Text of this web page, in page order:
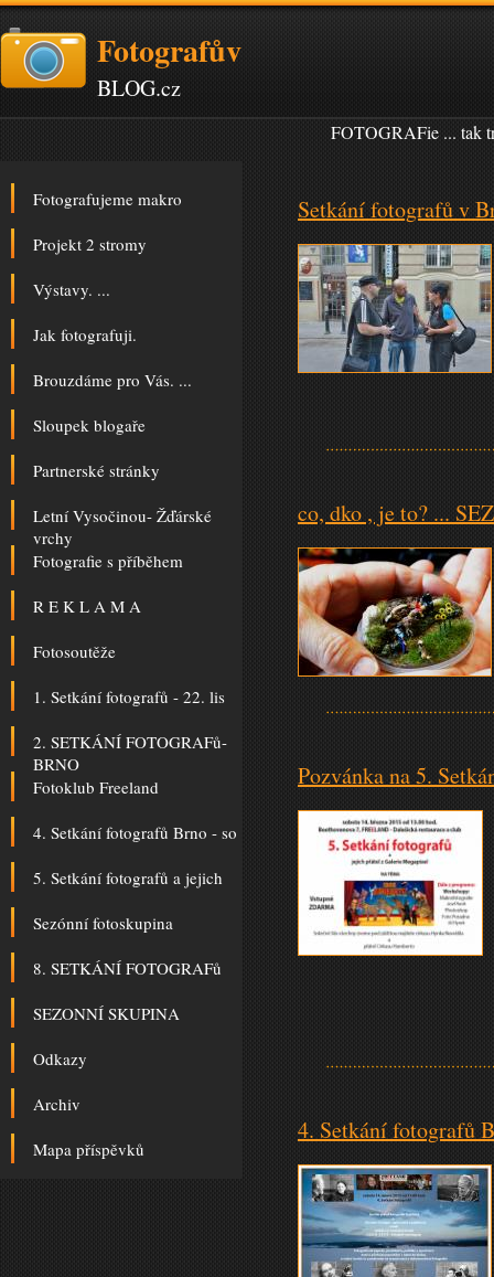
Fotografův
BLOG.cz
FOTOGRAFie ... tak
Fotografujeme makro
Projekt 2 stromy
Výstavy. ...
Jak fotografuji.
Brouzdáme pro Vás. ...
Sloupek blogaře
Partnerské stránky
Letní Vysočinou- Žďárské
vrchy
Fotografie s příběhem
R E K L A M A
Fotosoutěže
1. Setkání fotografů - 22. lis
2. SETKÁNÍ FOTOGRAFů-
BRNO
Fotoklub Freeland
4. Setkání fotografů Brno - so
5. Setkání fotografů a jejich
Sezónní fotoskupina
8. SETKÁNÍ FOTOGRAFů
SEZONNÍ SKUPINA
Odkazy
Archiv
Mapa příspěvků
Setkání fotografů v
co, dko , je to? ...
Pozvánka na 5.
4. Setkání fotografů